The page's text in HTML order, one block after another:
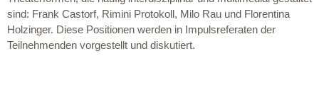
sind: Frank Castorf, Rimini Protokoll, Milo Rau und Florentina
Holzinger. Diese Positionen werden in Impulsreferaten der
Teilnehmenden vorgestellt und diskutiert.